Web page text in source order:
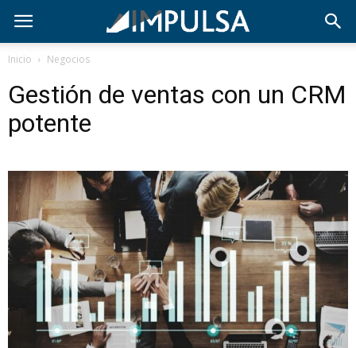
Inicio Negocios
Gestión de ventas con un CRM
potente